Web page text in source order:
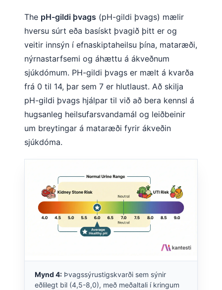
The pH-gildi þvags (pH-gildi þvags) mælir
hversu súrt eða basískt þvagið þitt er og
veitir innsýn í efnaskiptaheilsu þína, mataræði,
nýrnastarfsemi og áhættu á ákveðnum
sjúkdómum. PH-gildi þvags er mælt á kvarða
frá 0 til 14, þar sem 7 er hlutlaust. Að skilja
pH-gildi þvags hjálpar til við að bera kennsl á
hugsanleg heilsufarsvandamál og leiðbeinir
um breytingar á mataræði fyrir ákveðin
sjúkdóma.
Mynd 4: Þvagssýrustigskvarði sem sýnir
eðlilegt bil (4,5-8,0), með meðaltali í kringum